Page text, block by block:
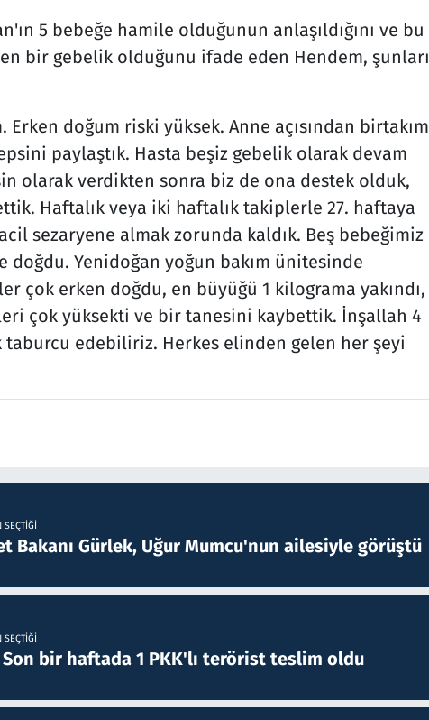
5 bebeğe hamile olduğunun anlaşıldığını ve bu
bir gebelik olduğunu ifade eden Hendem, şunları
doğum riski yüksek. Anne açısından birtakım
paylaştık. Hasta beşiz gebelik olarak devam
olarak verdikten sonra biz de ona destek olduk,
Haftalık veya iki haftalık takiplerle 27. haftaya
sezaryene almak zorunda kaldık. Beş bebeğimiz
doğdu. Yenidoğan yoğun bakım ünitesinde
çok erken doğdu, en büyüğü 1 kilograma yakındı,
çok yüksekti ve bir tanesini kaybettik. İnşallah 4
taburcu edebiliriz. Herkes elinden gelen her şeyi
SEÇTIĞI
Bakanı Gürlek, Uğur Mumcu'nun ailesiyle görüştü
SEÇTIĞI
Son bir haftada 1 PKK'lı terörist teslim oldu